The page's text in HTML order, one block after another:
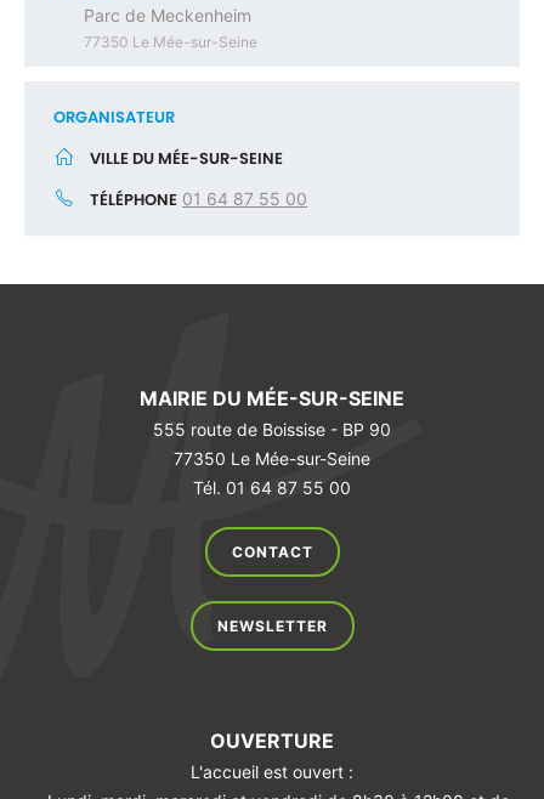
Parc de Meckenheim
77350 Le Mée-sur-Seine
ORGANISATEUR
VILLE DU MÉE-SUR-SEINE
TÉLÉPHONE 01 64 87 55 00
MAIRIE DU MÉE-SUR-SEINE
555 route de Boissise - BP 90
77350 Le Mée-sur-Seine
Tél. 01 64 87 55 00
CONTACT
NEWSLETTER
OUVERTURE
L'accueil est ouvert :